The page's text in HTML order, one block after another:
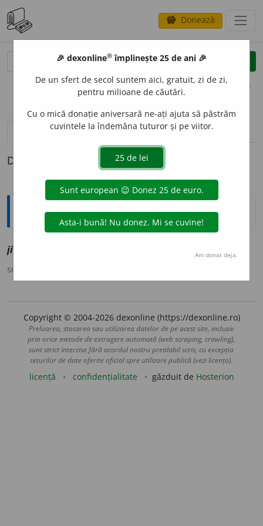
savings Donează
clear
opțiuni
definiții (1)
Definiția cu ID-ul 1117969:
Explicative DEX
jirtv
sursa:
Copyright © 2004-2026 dexonline (https://dexonline.ro)
Preluarea, stocarea sau utilizarea datelor de pe acest site, inclusiv
prin orice metode de extragere automată (web scraping, crawling),
sunt strict interzise fără acordul nostru prealabil scris, cu excepția
seturilor de date oferite oficial spre utilizare publică (vezi licența).
licență confidențialitate găzduit de Hosterion
🎉 dexonline® împlinește 25 de ani 🎉
De un sfert de secol suntem aici, gratuit, zi de zi,
pentru milioane de căutări.
Cu o mică donație aniversară ne-ați ajuta să păstrăm
cuvintele la îndemâna tuturor și pe viitor.
Am donat deja.